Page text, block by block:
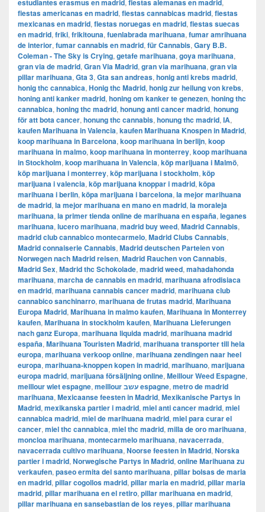
estudiantes erasmus en madrid, fiestas alemanas en madrid,
fiestas americanas en madrid, fiestas cannabicas madrid, fiestas
mexicanas en madrid, fiestas noruegas en madrid, fiestas suecas
en madrid, friki, frikitouna, fuenlabrada marihuana, fumar amrihuana
de interior, fumar cannabis en madrid, für Cannabis, Gary B.B.
Coleman - The Sky is Crying, getafe marihuana, goya marihuana,
gran via de madrid, ​​Gran Via Madrid, gran via marihuana, gran via
pillar marihuana, Gta 3, Gta san andreas, honig anti krebs madrid,
honig thc cannabica, Honig thc Madrid, honig zur heilung von krebs,
honing anti kanker madrid, honing om kanker te genezen, honing thc
cannabica, honing thc madrid, honung anti cancer madrid, honung
för att bota cancer, honung thc cannabis, honung thc madrid, IA,
kaufen Marihuana in Valencia, kaufen Marihuana Knospen in Madrid,
koop marihuana in Barcelona, koop marihuana in berlijn, koop
marihuana in malmo, koop marihuana in monterrey, koop marihuana
in Stockholm, ​​koop marihuana in Valencia, köp marijuana i Malmö,
köp marijuana i monterrey, köp marijuana i stockholm, ​​köp
marijuana i valencia, köp marijuana knoppar i madrid, köpa
marihuana i berlin, köpa marijuana i barcelona, la mejor marihuana
de madrid, la mejor marihuana en mano en madrid, la moraleja
marihuana, la primer tienda online de marihuana en españa, leganes
marihuana, lucero marihuana, madrid buy weed, Madrid Cannabis,
madrid club cannabico montecarmelo, Madrid Clubs Cannabis,
Madrid connaiserie Cannabis, Madrid deutschen Parteien von
Norwegen nach Madrid reisen, Madrid Rauchen von Cannabis,
Madrid Sex, Madrid thc Schokolade, madrid weed, mahadahonda
marihuana, marcha de cannabis en madrid, marihuana afrodisiaca
en madrid, marihuana cannabis cancer madrid, marihuana club
cannabico sanchinarro, marihuana de frutas madrid, Marihuana
Europa Madrid, Marihuana in malmo kaufen, Marihuana in Monterrey
kaufen, Marihuana in stockholm kaufen, Marihuana Lieferungen
nach ganz Europa, marihuana liquida madrid, marihuana madrid
españa, Marihuana Touristen Madrid, marihuana transporter till hela
europa, marihuana verkoop online, marihuana zendingen naar heel
europa, marihuana-knoppen kopen in madrid, marihuano, marijuana
europa madrid, marijuana försäljning online, Meillour Weed Espagne,
meillour wiet espagne, meillour עשב espagne, metro de madrid
marihuana, Mexicaanse feesten in Madrid, Mexikanische Partys in
Madrid, mexikanska partier i madrid, miel anti cancer madrid, miel
cannabica madrid, miel de marihuana madrid, miel para curar el
cancer, miel thc cannabica, miel thc madrid, milla de oro marihuana,
moncloa marihuana, montecarmelo marihuana, navacerrada,
navacerrada cultivo marihuana, Noorse feesten in Madrid, Norska
partier i madrid, Norwegische Partys in Madrid, online Marihuana zu
verkaufen, paseo ermita del santo marihuana, pillar bolsas de maria
en madrid, pillar cogollos madrid, pillar maria en madrid, pillar maria
madrid, pillar marihuana en el retiro, pillar marihuana en madrid,
pillar marihuana en sansebastian de los reyes, pillar marihuana